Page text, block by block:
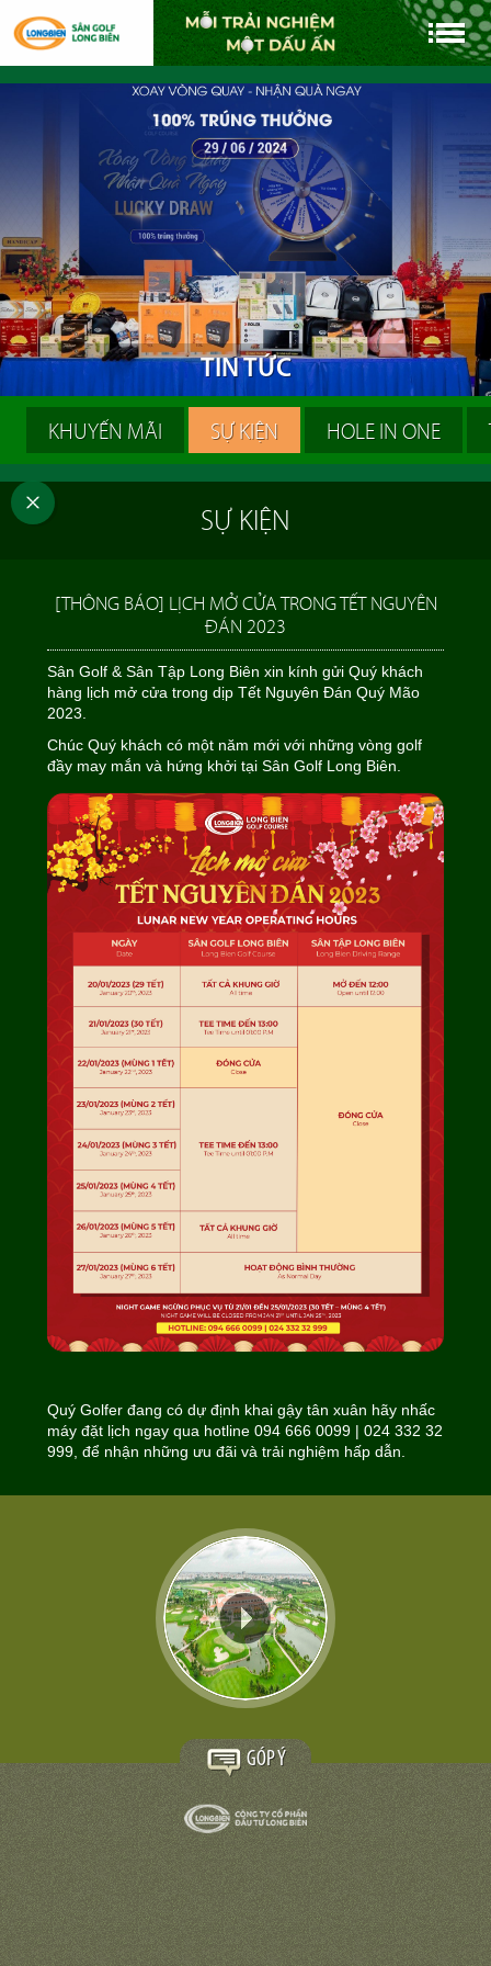
TINTỨC
KHUYẾN MÃI SỰ KIỆN HOLE IN ONE
SỰ KIỆN
[THÔNG BÁO] LỊCH MỞ CỬA TRONG TẾT NGUYÊN
ĐÁN 2023
Sân Golf & Sân Tập Long Biên xin kính gửi Quý khách
hàng lịch mở cửa trong dịp Tết Nguyên Đán Quý Mão
2023.
Chúc Quý khách có một năm mới với những vòng golf
đầy may mắn và hứng khởi tại Sân Golf Long Biên.
Quý Golfer đang có dự định khai gậy tân xuân hãy nhấc
máy đặt lịch ngay qua hotline 094 666 0099 | 024 332 32
999, để nhận những ưu đãi và trải nghiệm hấp dẫn.
GÓP Ý